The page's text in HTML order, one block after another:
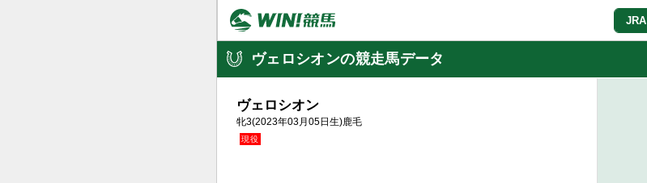
JRA
ヴェロシオンの競走馬データ
ヴェロシオン
牝3(2023年03月05日生)鹿毛